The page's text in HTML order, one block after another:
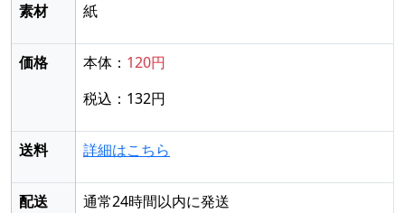
素材 紙
価格 本体： 120円
税込：132円
送料 詳細はこちら
配送 通常24時間以内に発送